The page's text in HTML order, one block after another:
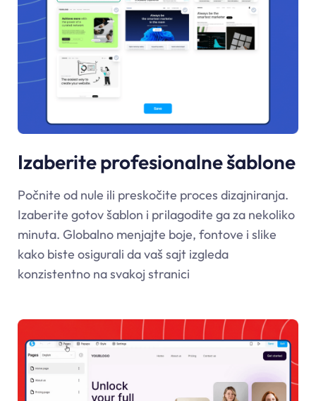
Izaberite profesionalne šablone
Počnite od nule ili preskočite proces dizajniranja.
Izaberite gotov šablon i prilagodite ga za nekoliko
minuta. Globalno menjajte boje, fontove i slike
kako biste osigurali da vaš sajt izgleda
konzistentno na svakoj stranici